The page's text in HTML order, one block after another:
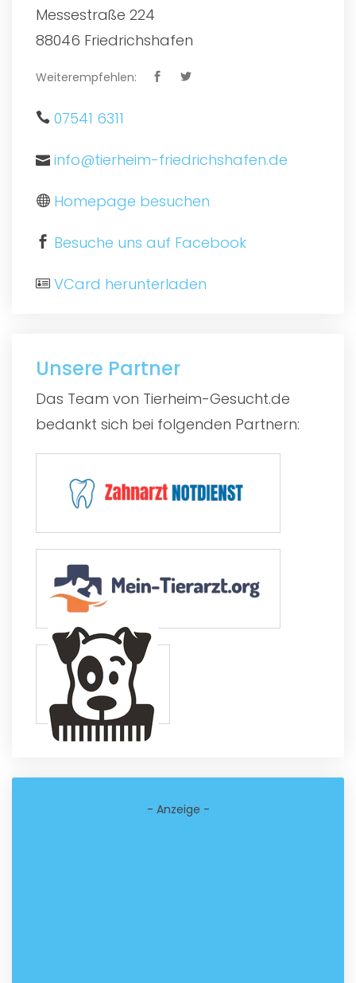
Messestraße 224
88046 Friedrichshafen
Weiterempfehlen:
07541 6311
info@tierheim-friedrichshafen.de
Homepage besuchen
Besuche uns auf Facebook
VCard herunterladen
Unsere Partner
Das Team von Tierheim-Gesucht.de
bedankt sich bei folgenden Partnern:
- Anzeige -